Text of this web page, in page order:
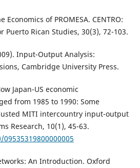
Economics of PROMESA. CENTRO:
Puerto Rican Studies, 30(3), 72-103.
Input-Output Analysis:
Cambridge University Press.
Japan-US economic
from 1985 to 1990: Some
MITI intercountry input-output
Research, 10(1), 45-63.
An Introduction. Oxford